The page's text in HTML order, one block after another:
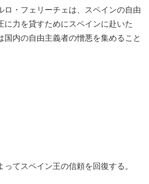
ロ・フェリーチェは、スペインの自由
に力を貸すためにスペインに赴いた
国内の自由主義者の憎悪を集めること
ってスペイン王の信頼を回復する。